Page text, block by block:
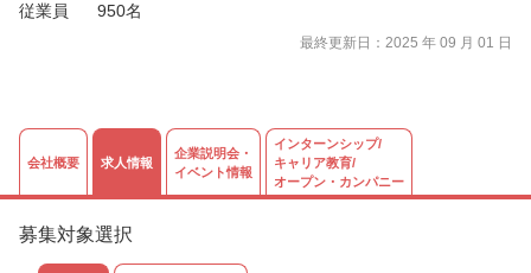
従業員
950名
最終更新日：2025 年 09 月 01 日
会社概要 求人情報
企業説明会・
イベント情報
インターンシップ/
キャリア教育/
オープン・カンパニー
募集対象選択